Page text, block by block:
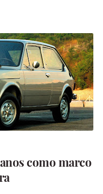
como marco